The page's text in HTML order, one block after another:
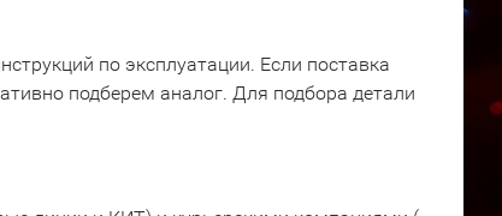
по эксплуатации. Если поставка
подберем аналог. Для подбора детали